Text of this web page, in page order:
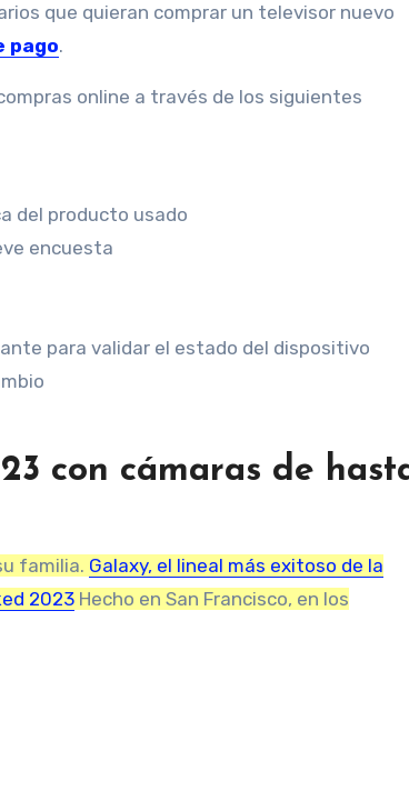
que quieran comprar un televisor nuevo
pago.
online a través de los siguientes
del producto usado
encuesta
para validar el estado del dispositivo
con cámaras de
familia. Galaxy, el lineal más exitoso de la
2023 Hecho en San Francisco, en los